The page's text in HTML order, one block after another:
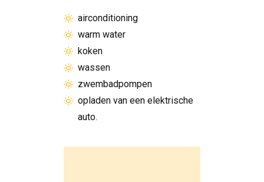
airconditioning
warm water
koken
wassen
zwembadpompen
opladen van een elektrische
auto.